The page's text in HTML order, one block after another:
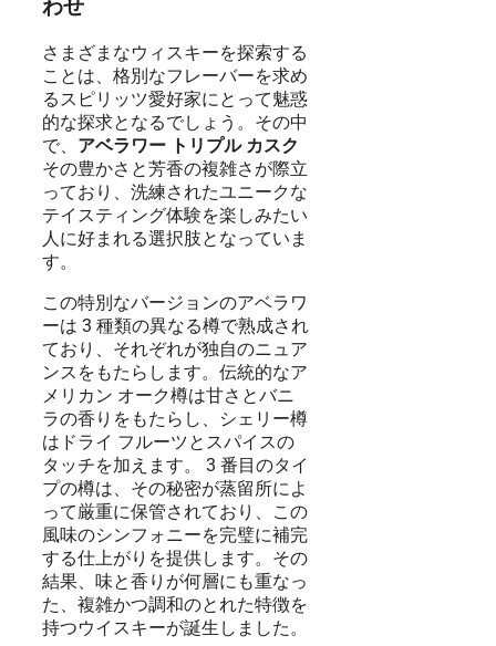
わせ
さまざまなウィスキーを探索する
ことは、格別なフレーバーを求め
るスピリッツ愛好家にとって魅惑
的な探求となるでしょう。その中
で、 アベラワー トリプル カスク
その豊かさと芳香の複雑さが際立
っており、洗練されたユニークな
テイスティング体験を楽しみたい
人に好まれる選択肢となっていま
す。
この特別なバージョンのアベラワ
ーは 3 種類の異なる樽で熟成され
ており、それぞれが独自のニュア
ンスをもたらします。伝統的なア
メリカン オーク樽は甘さとバニ
ラの香りをもたらし、シェリー樽
はドライ フルーツとスパイスの
タッチを加えます。 3 番目のタイ
プの樽は、その秘密が蒸留所によ
って厳重に保管されており、この
風味のシンフォニーを完璧に補完
する仕上がりを提供します。その
結果、味と香りが何層にも重なっ
た、複雑かつ調和のとれた特徴を
持つウイスキーが誕生しました。